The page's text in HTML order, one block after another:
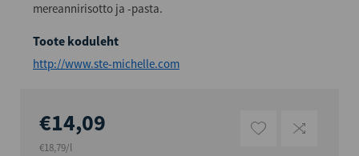
mereannirisotto ja -pasta.
Toote koduleht
http://www.ste-michelle.com
€14,09
€18,79/l